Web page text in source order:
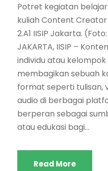
Potret kegiatan
kuliah Content
2.A1 IISIP Jakarta.
JAKARTA, IISIP –
individu atau
membagikan sebuah
format seperti tulisan,
audio di berbagai
berperan sebagai
atau edukasi bagi...
Read More